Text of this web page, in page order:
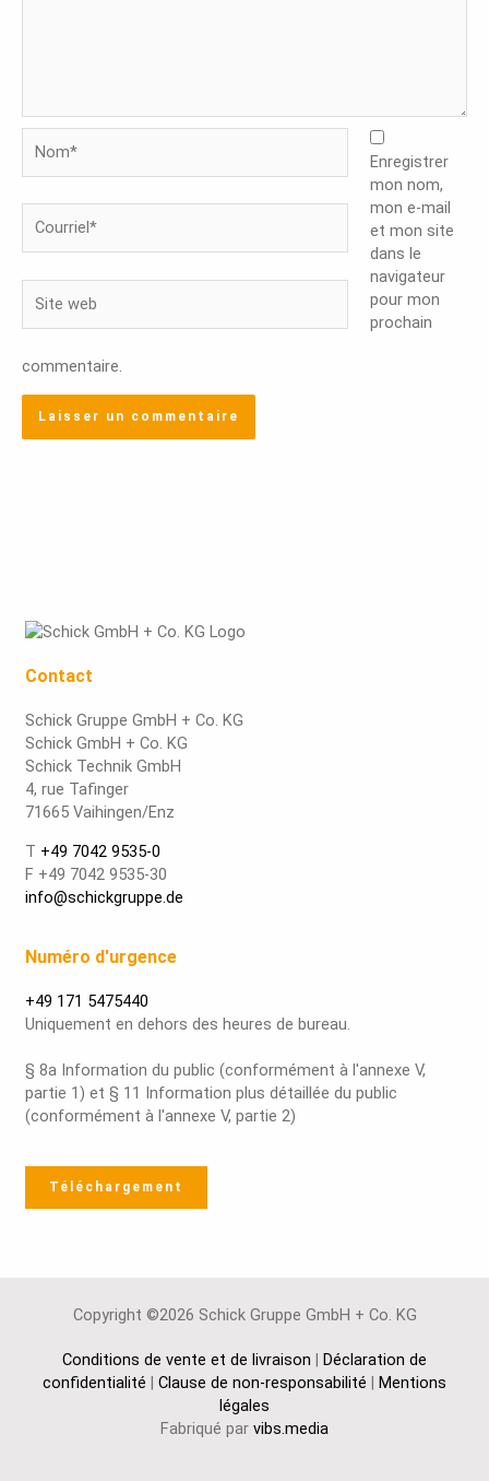
web
Enregistrer
mon nom,
mon e-mail
et mon site
dans le
navigateur
pour mon
prochain
commentaire.
Contact
Schick Gruppe GmbH + Co. KG
Schick GmbH + Co. KG
Schick Technik GmbH
4, rue Tafinger
71665 Vaihingen/Enz
T +49 7042 9535-0
F +49 7042 9535-30
info@schickgruppe.de
Numéro d'urgence
+49 171 5475440
Uniquement en dehors des heures de bureau.
§ 8a Information du public (conformément à l'annexe V,
partie 1) et § 11 Information plus détaillée du public
(conformément à l'annexe V, partie 2)
Téléchargement
Copyright ©2026 Schick Gruppe GmbH + Co. KG
Conditions de vente et de livraison | Déclaration de
confidentialité | Clause de non-responsabilité | Mentions
légales
Fabriqué par vibs.media